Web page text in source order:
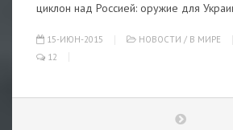
циклон над Россией: оружие для
15-ИЮН-2015 НОВОСТИ / В МИРЕ
12